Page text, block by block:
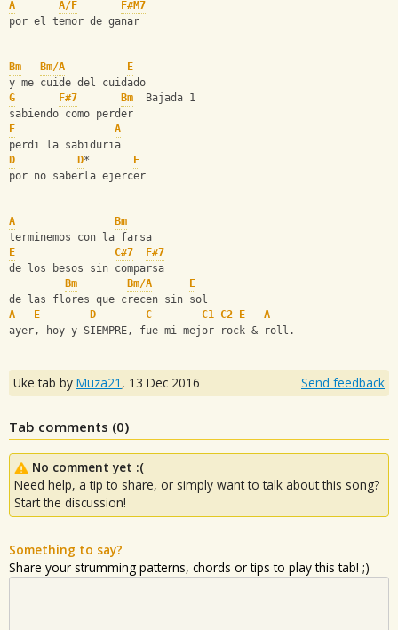
A A/F
F#M7
por el temor de ganar
Bm Bm/A
E
y me cuide del cuidado
G
F#7 Bm
  Bajada 1
sabiendo como perder
E
A
perdi la sabiduria
D
D*
E
por no saberla ejercer
A
Bm
terminemos con la farsa
E
C#7
F#7
de los besos sin comparsa
Bm
Bm/A
E
de las flores que crecen sin sol
A
E D C C1 C2 E
A
ayer, hoy y SIEMPRE, fue mi mejor rock & roll.
Uke tab by Muza21 , 13 Dec 2016 Send feedback
Tab comments (0)
No comment yet :(
Need help, a tip to share, or simply want to talk about this song?
Start the discussion!
Something to say?
Share your strumming patterns, chords or tips to play this tab! ;)